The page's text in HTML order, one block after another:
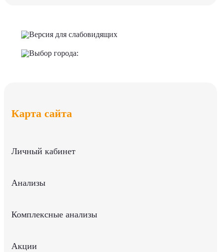
Версия для слабовидящих
Выбор города:
Карта сайта
Личный кабинет
Анализы
Комплексные анализы
Акции